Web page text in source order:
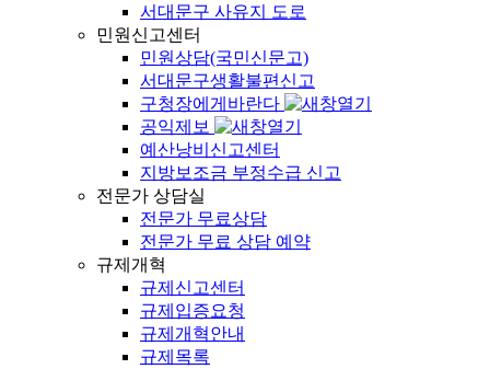
서대문구 사유지 도로
민원신고센터
민원상담(국민신문고)
서대문구생활불편신고
구청장에게바란다
공익제보
예산낭비신고센터
지방보조금 부정수급 신고
전문가 상담실
전문가 무료상담
전문가 무료 상담 예약
규제개혁
규제신고센터
규제입증요청
규제개혁안내
규제목록